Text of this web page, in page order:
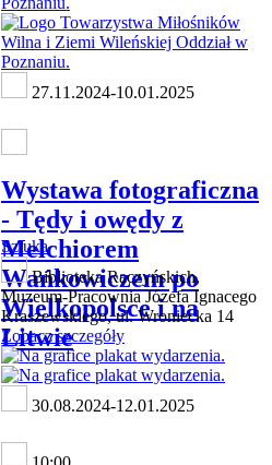
27.11.2024-10.01.2025
Wystawa fotograficzna
- Tędy i owędy z
Melchiorem
Wańkowiczem po
Wielkopolsce i na
Litwie
Sztuka
Biblioteka Raczyńskich,
Muzeum-Pracownia Józefa Ignacego
Kraszewskiego, ul. Wroniecka 14
Zobacz szczegóły
30.08.2024-12.01.2025